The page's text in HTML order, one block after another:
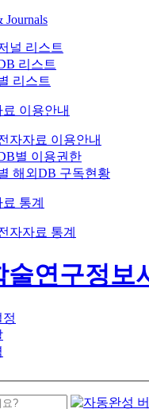
Journals
널 리스트
리스트
리스트
이용안내
자자료 이용안내
별 이용권한
해외DB 구독현황
통계
자자료 통계